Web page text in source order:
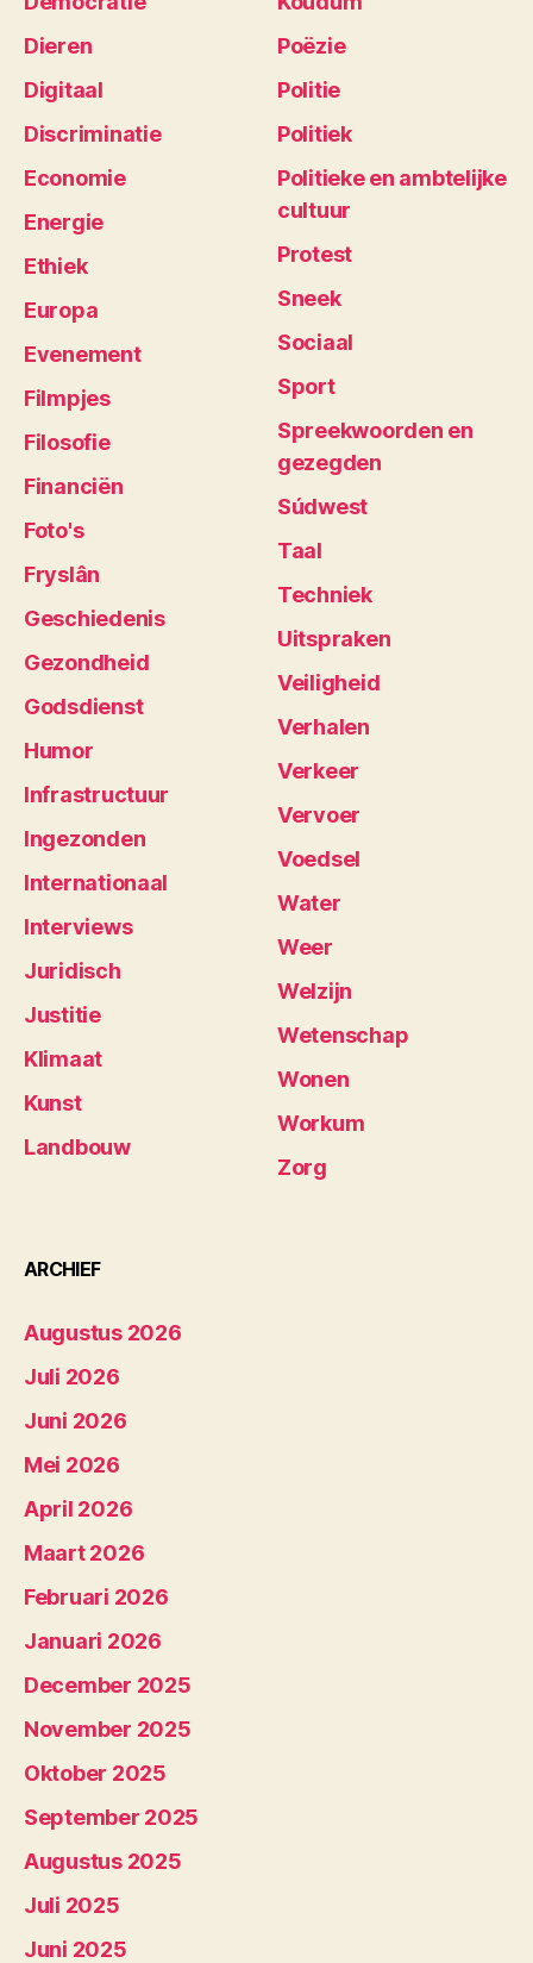
Dieren
Digitaal
Discriminatie
Economie
Energie
Ethiek
Europa
Evenement
Filmpjes
Filosofie
Financiën
Foto's
Fryslân
Geschiedenis
Gezondheid
Godsdienst
Humor
Infrastructuur
Ingezonden
Internationaal
Interviews
Juridisch
Justitie
Klimaat
Kunst
Landbouw
Poëzie
Politie
Politiek
Politieke en ambtelijke
cultuur
Protest
Sneek
Sociaal
Sport
Spreekwoorden en
gezegden
Súdwest
Taal
Techniek
Uitspraken
Veiligheid
Verhalen
Verkeer
Vervoer
Voedsel
Water
Weer
Welzijn
Wetenschap
Wonen
Workum
Zorg
ARCHIEF
Augustus 2026
Juli 2026
Juni 2026
Mei 2026
April 2026
Maart 2026
Februari 2026
Januari 2026
December 2025
November 2025
Oktober 2025
September 2025
Augustus 2025
Juli 2025
Juni 2025